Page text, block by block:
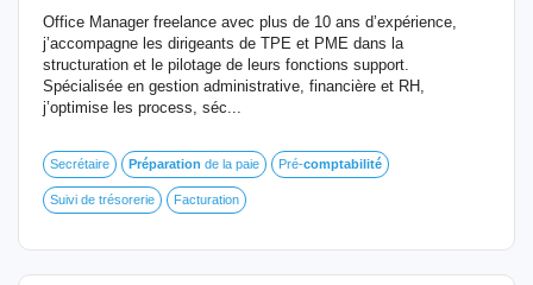
Office Manager freelance avec plus de 10 ans d’expérience,
j’accompagne les dirigeants de TPE et PME dans la
structuration et le pilotage de leurs fonctions support.
Spécialisée en gestion administrative, financière et RH,
j’optimise les process, séc...
Secrétaire Préparation de la paie Pré-comptabilité
Suivi de trésorerie Facturation